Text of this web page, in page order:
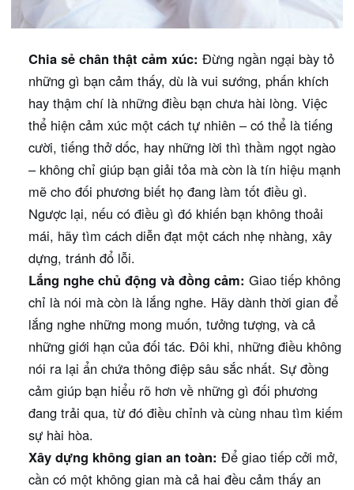
Chia sẻ chân thật cảm xúc: Đừng ngần ngại bày tỏ
những gì bạn cảm thấy, dù là vui sướng, phấn khích
hay thậm chí là những điều bạn chưa hài lòng. Việc
thể hiện cảm xúc một cách tự nhiên – có thể là tiếng
cười, tiếng thở dốc, hay những lời thì thầm ngọt ngào
– không chỉ giúp bạn giải tỏa mà còn là tín hiệu mạnh
mẽ cho đối phương biết họ đang làm tốt điều gì.
Ngược lại, nếu có điều gì đó khiến bạn không thoải
mái, hãy tìm cách diễn đạt một cách nhẹ nhàng, xây
dựng, tránh đổ lỗi.
Lắng nghe chủ động và đồng cảm: Giao tiếp không
chỉ là nói mà còn là lắng nghe. Hãy dành thời gian để
lắng nghe những mong muốn, tưởng tượng, và cả
những giới hạn của đối tác. Đôi khi, những điều không
nói ra lại ẩn chứa thông điệp sâu sắc nhất. Sự đồng
cảm giúp bạn hiểu rõ hơn về những gì đối phương
đang trải qua, từ đó điều chỉnh và cùng nhau tìm kiếm
sự hài hòa.
Xây dựng không gian an toàn: Để giao tiếp cởi mở,
cần có một không gian mà cả hai đều cảm thấy an